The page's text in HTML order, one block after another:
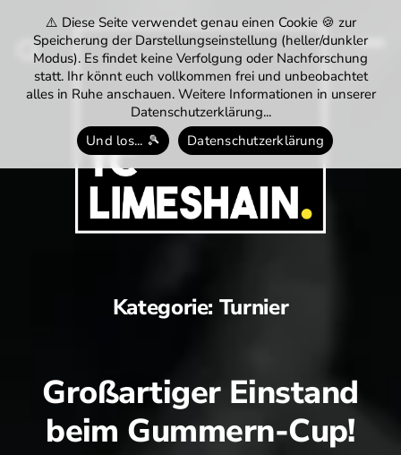
e.V.
Kategorie: Turnier
Großartiger Einstand
beim Gummern-Cup!
⚠️ Diese Seite verwendet genau einen Cookie 🍪 zur
Speicherung der Darstellungseinstellung (heller/dunkler
Modus). Es findet keine Verfolgung oder Nachforschung
statt. Ihr könnt euch vollkommen frei und unbeobachtet
alles in Ruhe anschauen. Weitere Informationen in unserer
Datenschutzerklärung...
Und los... 🎾
Datenschutzerklärung